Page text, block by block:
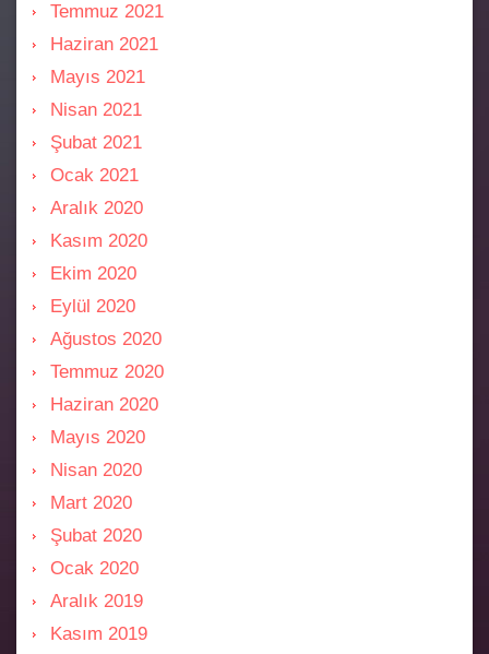
Temmuz 2021
Haziran 2021
Mayıs 2021
Nisan 2021
Şubat 2021
Ocak 2021
Aralık 2020
Kasım 2020
Ekim 2020
Eylül 2020
Ağustos 2020
Temmuz 2020
Haziran 2020
Mayıs 2020
Nisan 2020
Mart 2020
Şubat 2020
Ocak 2020
Aralık 2019
Kasım 2019